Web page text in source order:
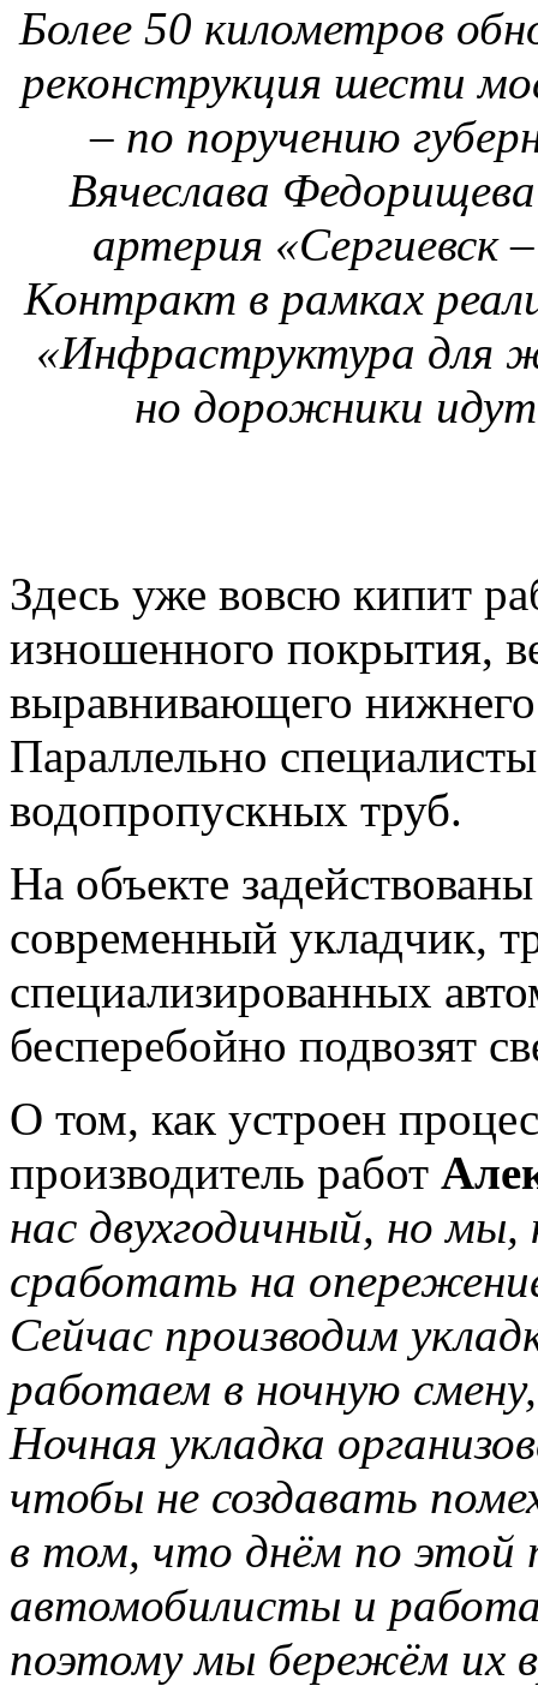
Более 50 километров
реконструкция шести
– по поручению
Вячеслава
артерия
Контракт в рамках
«Инфраструктура для
но дорожники
Здесь уже вовсю кипит
изношенного покрытия,
выравнивающего
Параллельно
водопропускных труб.
На объекте
современный укладчик,
специализированных
бесперебойно подвозят
О том, как устроен
производитель работ
нас двухгодичный, но мы,
сработать на
Сейчас производим
работаем в ночную
Ночная укладка
чтобы не создавать
в том, что днём по этой
автомобилисты и
поэтому мы бережём их